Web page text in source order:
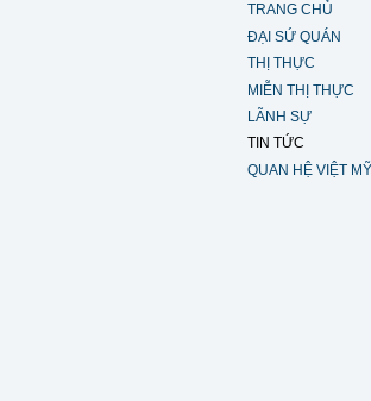
TRANG CHỦ
ĐẠI SỨ QUÁN
THỊ THỰC
MIỄN THỊ THỰC
LÃNH SỰ
TIN TỨC
QUAN HỆ VIỆT MỸ